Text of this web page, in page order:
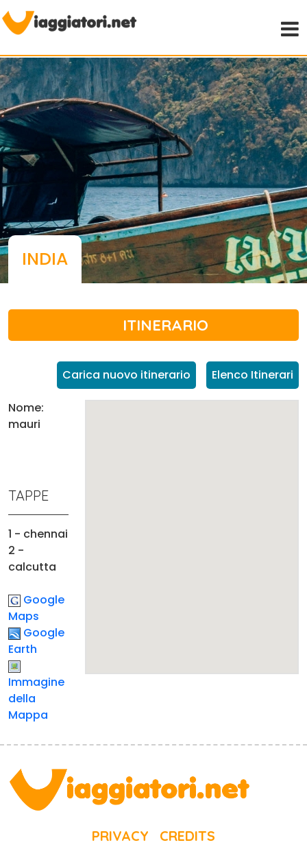
INDIA
ITINERARIO
Carica nuovo itinerario Elenco Itinerari
Nome:
mauri
TAPPE
1 - chennai
2 -
calcutta
Google
Maps
Google
Earth
Immagine
della
Mappa
PRIVACY CREDITS